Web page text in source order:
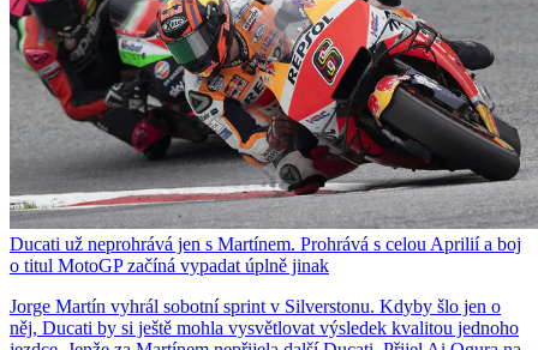
Ducati už neprohrává jen s Martínem. Prohrává s celou Aprilií a boj
o titul MotoGP začíná vypadat úplně jinak
Jorge Martín vyhrál sobotní sprint v Silverstonu. Kdyby šlo jen o
něj, Ducati by si ještě mohla vysvětlovat výsledek kvalitou jednoho